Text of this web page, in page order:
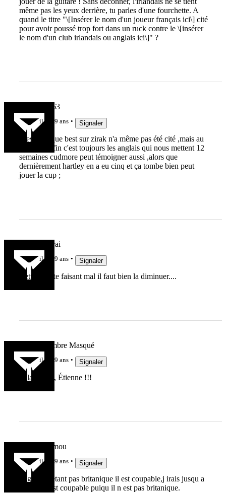
même pas les yeux derrière, tu parles d'une fourchette. A
quand le titre "\[Insérer le nom d'un joueur français ici\] cité
pour avoir poussé trop fort dans un ruck contre le \[insérer
le nom d'un club irlandais ou anglais ici\]" ?
JeanPierre63
il y a 9 ans Signaler
C'est vrai que best sur zirak n'a même pas été cité ,mais au
rugby à la fin c'est toujours les anglais qui nous mettent 12
semaines cudmore peut témoigner aussi ,alors que
dernièrement hartley en a eu cinq et ça tombe bien peut
jouer la cup ;
charly le vrai
il y a 9 ans Signaler
Cette défaite faisant mal il faut bien la diminuer....
Le Concombre Masqué
il y a 9 ans Signaler
À la tienne, Étienne !!!
jaunard le mou
il y a 9 ans Signaler
falgoux n etant pas britanique il est coupable,j irais jusqu a
dire qu il est coupable puiqu il n est pas britanique.